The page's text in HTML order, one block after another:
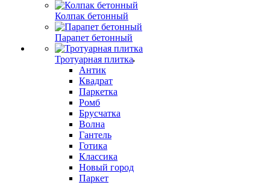
Колпак бетонный
Парапет бетонный
Тротуарная плитка
Антик
Квадрат
Паркетка
Ромб
Брусчатка
Волна
Гантель
Готика
Классика
Новый город
Паркет